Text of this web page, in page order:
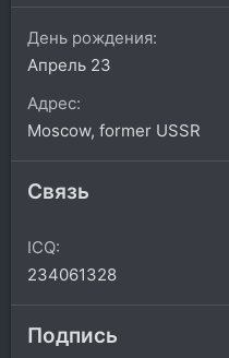
День рождения
Апрель 23
Адрес
Moscow, former USSR
Связь
ICQ
234061328
Подпись